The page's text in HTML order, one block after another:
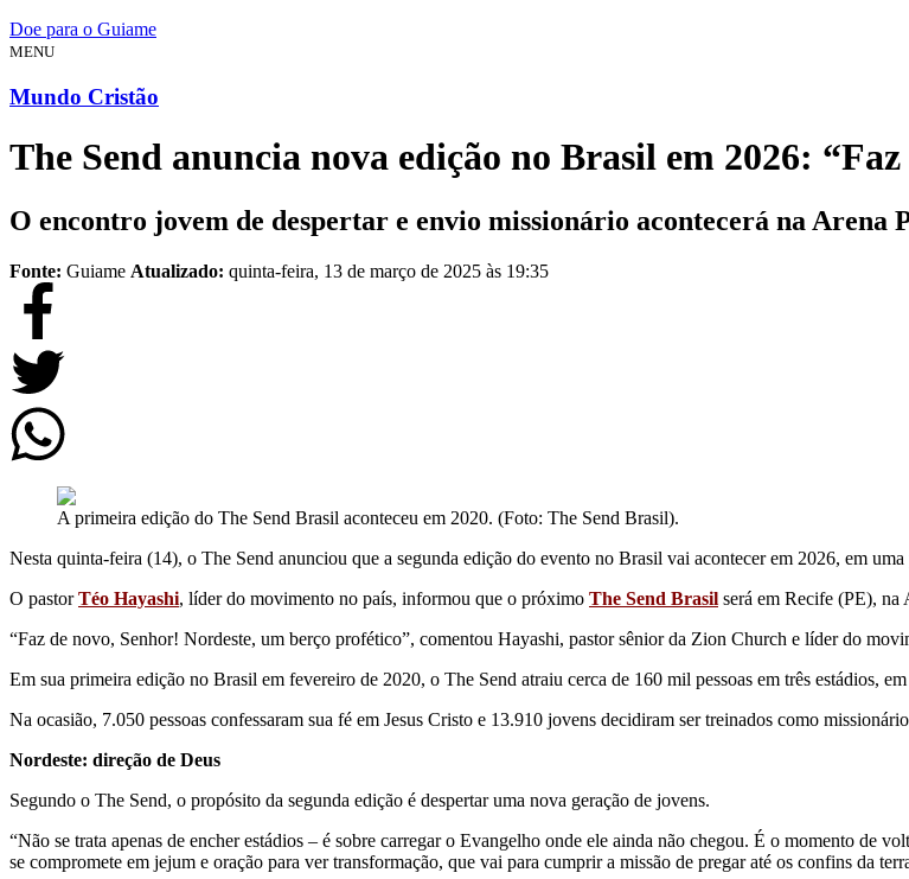
Doe para o Guiame
MENU
Mundo Cristão
The Send anuncia nova edição no Brasil em 2026:
O encontro jovem de despertar e envio missionário acontecerá na Arena
Fonte: Guiame Atualizado: quinta-feira, 13 de março de 2025 às 19:35
A primeira edição do The Send Brasil aconteceu em 2020. (Foto: The Send Brasil).
Nesta quinta-feira (14), o The Send anunciou que a segunda edição do evento no Brasil vai acontecer em 2026, em uma
O pastorTéo Hayashi, líder do movimento no país, informou que o próximo The Send Brasil será em Recife (PE), na
“Faz de novo, Senhor! Nordeste, um berço profético”, comentou Hayashi, pastor sênior da Zion Church e líder do
Em sua primeira edição no Brasil em fevereiro de 2020, o The Send atraiu cerca de 160 mil pessoas em três estádios,
Na ocasião, 7.050 pessoas confessaram sua fé em Jesus Cristo e 13.910 jovens decidiram ser treinados como
Nordeste: direção de Deus
Segundo o The Send, o propósito da segunda edição é despertar uma nova geração de jovens.
“Não se trata apenas de encher estádios – é sobre carregar o Evangelho onde ele ainda não chegou. É o momento de
se compromete em jejum e oração para ver transformação, que vai para cumprir a missão de pregar até os confins da